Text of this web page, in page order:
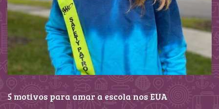
5 motivos para amar a escola nos EUA